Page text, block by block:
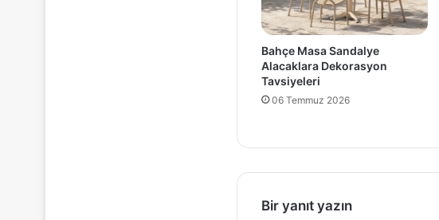
Bahçe Masa Sandalye
Alacaklara Dekorasyon
Tavsiyeleri
06 Temmuz 2026
Bir yanıt yazın